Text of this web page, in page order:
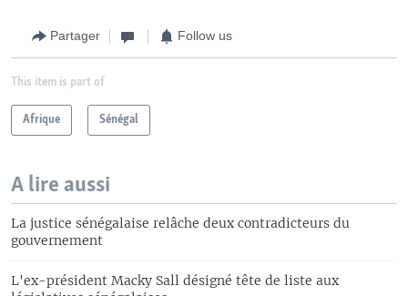
Partager Follow us
This item is part of
Afrique Sénégal
A lire aussi
La justice sénégalaise relâche deux contradicteurs du
gouvernement
L'ex-président Macky Sall désigné tête de liste aux